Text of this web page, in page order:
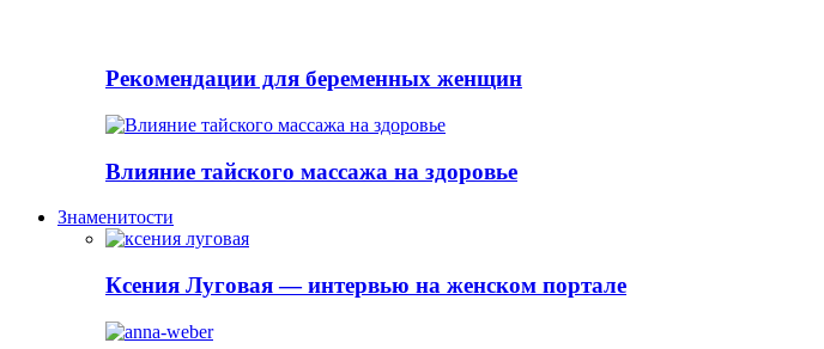
Рекомендации для беременных женщин
Влияние тайского массажа на здоровье
Знаменитости
Ксения Луговая — интервью на женском портале